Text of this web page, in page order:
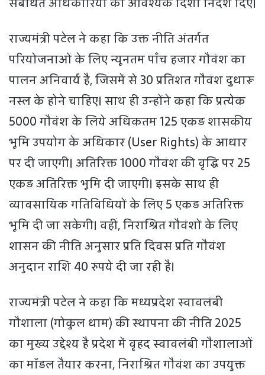
राज्यमंत्री पटेल ने कहा कि उक्त नीति अंतर्गत
परियोजनाओं के लिए न्यूनतम पाँच हजार गौवंश का
पालन अनिवार्य है, जिसमें से 30 प्रतिशत गौवंश दुधारू
नस्ल के होने चाहिए। साथ ही उन्होंने कहा कि प्रत्येक
5000 गौवंश के लिये अधिकतम 125 एकड़ शासकीय
भूमि उपयोग के अधिकार (User Rights) के आधार
पर दी जाएगी। अतिरिक्त 1000 गौवंश की वृद्धि पर 25
एकड़ अतिरिक्त भूमि दी जाएगी। इसके साथ ही
व्यावसायिक गतिविधियों के लिए 5 एकड़ अतिरिक्त
भूमि दी जा सकेगी। वहीं, निराश्रित गौवंशों के लिए
शासन की नीति अनुसार प्रति दिवस प्रति गौवंश
अनुदान राशि 40 रुपये दी जा रही है।
राज्यमंत्री पटेल ने कहा कि मध्यप्रदेश स्वावलंबी
गौशाला (गोकुल धाम) की स्थापना की नीति 2025
का मुख्य उद्देश्य है प्रदेश में वृहद स्वावलंबी गौशालाओं
का मॉडल तैयार करना, निराश्रित गौवंश का उपयुक्त